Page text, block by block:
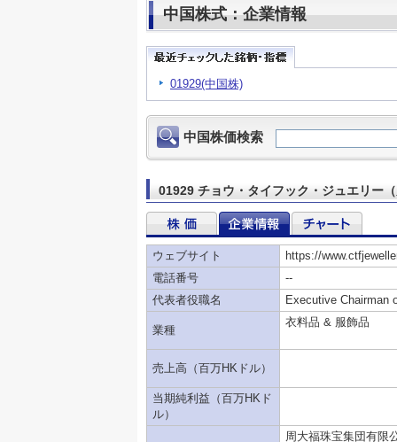
中国株式：企業情報
01929(中国株)